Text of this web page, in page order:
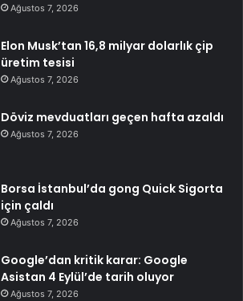
Ağustos 7, 2026
Elon Musk’tan 16,8 milyar dolarlık çip
üretim tesisi
Ağustos 7, 2026
Döviz mevduatları geçen hafta azaldı
Ağustos 7, 2026
Borsa İstanbul’da gong Quick Sigorta
için çaldı
Ağustos 7, 2026
Google’dan kritik karar: Google
Asistan 4 Eylül’de tarih oluyor
Ağustos 7, 2026